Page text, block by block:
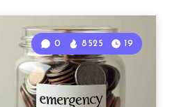
0 8525 19